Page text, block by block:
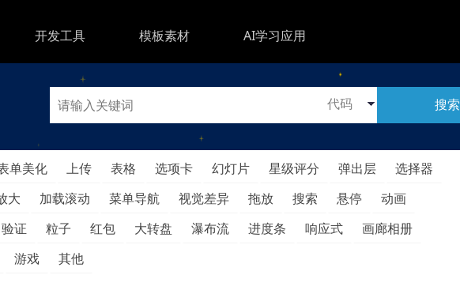
开发工具 模板素材 AI学习应用
搜索
单美化 上传 表格 选项卡 幻灯片 星级评分 弹出层
选择器
大 加载滚动 菜单导航 视觉差异 拖放 搜索 悬停
动画
验证 粒子 红包 大转盘 瀑布流 进度条 响应式
画廊相册
游戏 其他